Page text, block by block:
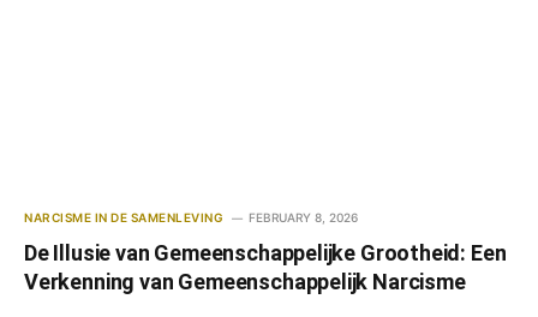
NARCISME IN DE SAMENLEVING FEBRUARY 8, 2026
De Illusie van Gemeenschappelijke Grootheid: Een
Verkenning van Gemeenschappelijk Narcisme